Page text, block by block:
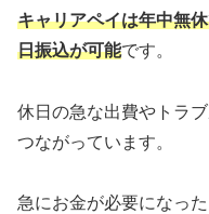
キャリアペイは年中無
日振込が可能です。
休日の急な出費やトラ
つながっています。
急にお金が必要になっ